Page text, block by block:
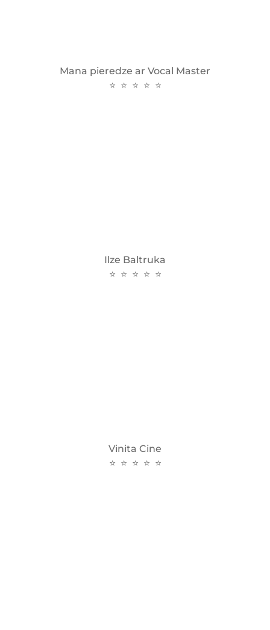
Mana pieredze ar Vocal Master
⭐ ⭐ ⭐ ⭐ ⭐
Ilze Baltruka
⭐ ⭐ ⭐ ⭐ ⭐
Vinita Cine
⭐ ⭐ ⭐ ⭐ ⭐